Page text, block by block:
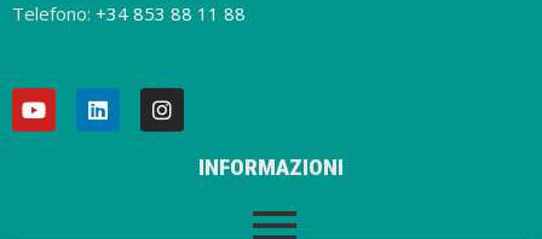
Telefono: +34 853 88 11 88
INFORMAZIONI